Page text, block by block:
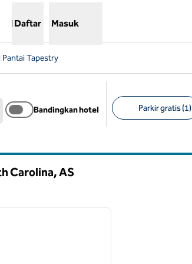
Daftar Masuk
Pantai Tapestry
Bandingkan hotel Parkir gratis (1)
Carolina, AS
gambar berikutnya